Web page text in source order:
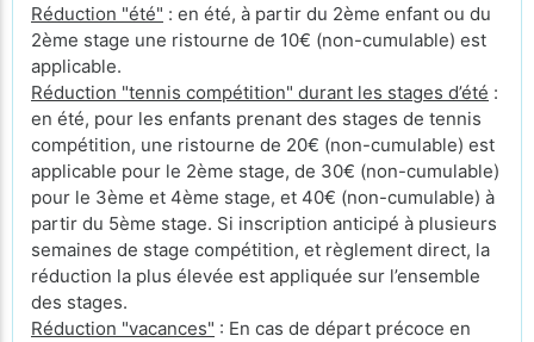
Réduction "été" : en été, à partir du 2ème enfant ou du
2ème stage une ristourne de 10€ (non-cumulable) est
applicable.
Réduction "tennis compétition" durant les stages d’été :
en été, pour les enfants prenant des stages de tennis
compétition, une ristourne de 20€ (non-cumulable) est
applicable pour le 2ème stage, de 30€ (non-cumulable)
pour le 3ème et 4ème stage, et 40€ (non-cumulable) à
partir du 5ème stage. Si inscription anticipé à plusieurs
semaines de stage compétition, et règlement direct, la
réduction la plus élevée est appliquée sur l’ensemble
des stages.
Réduction "vacances" : En cas de départ précoce en